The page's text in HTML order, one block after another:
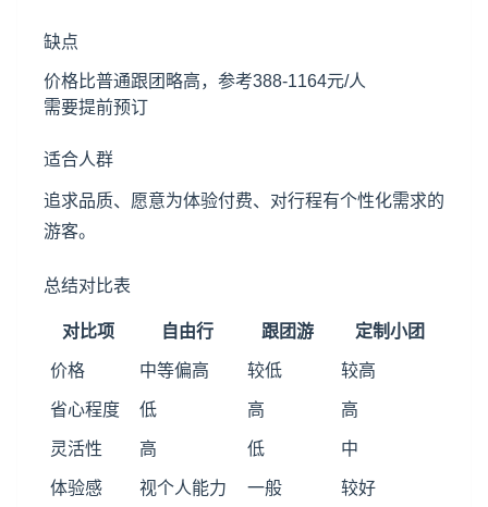
缺点
价格比普通跟团略高，参考388-1164元/人
需要提前预订
适合人群
追求品质、愿意为体验付费、对行程有个性化需求的
游客。
总结对比表
对比项 自由行 跟团游 定制小团
价格 中等偏高 较低 较高
省心程度 低 高 高
灵活性 高 低 中
体验感 视个人能力 一般 较好